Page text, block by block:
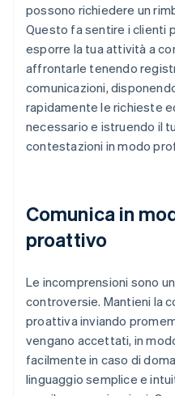
possono richiedere un
Questo fa sentire i clienti
esporre la tua attività a
affrontarle tenendo
comunicazioni,
rapidamente le richieste
necessario e istruendo il
contestazioni in modo
Comunica in
proattivo
Le incomprensioni sono
controversie. Mantieni la
proattiva inviando
vengano accettati, in
facilmente in caso di
linguaggio semplice e